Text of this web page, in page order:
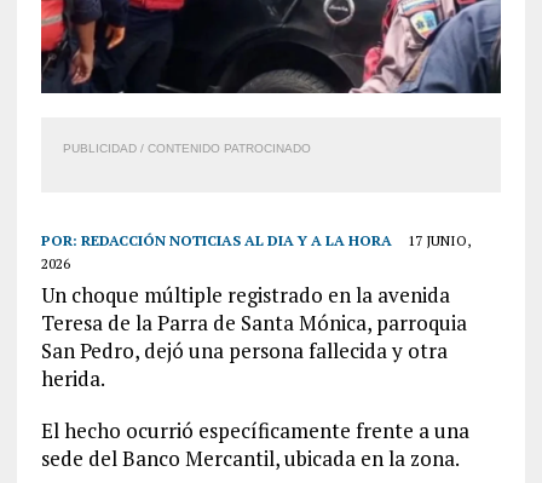
PUBLICIDAD / CONTENIDO PATROCINADO
POR: REDACCIÓN NOTICIAS AL DIA Y A LA HORA
17 JUNIO,
2026
Un choque múltiple registrado en la avenida
Teresa de la Parra de Santa Mónica, parroquia
San Pedro, dejó una persona fallecida y otra
herida.
El hecho ocurrió específicamente frente a una
sede del Banco Mercantil, ubicada en la zona.